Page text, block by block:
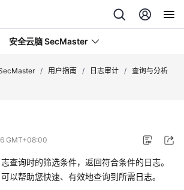
安全云脑 SecMaster
/ 用户指南 / 日志审计 / 查询与分析
GMT+08:00
查询时的筛选条件，返回符合条件的日志。
以帮助您快速、有效地查询到所需日志。